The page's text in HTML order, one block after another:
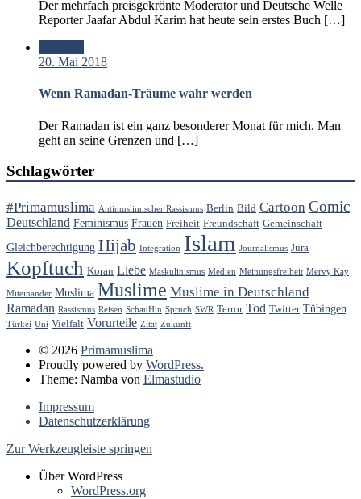
Der mehrfach preisgekrönte Moderator und Deutsche Welle
Reporter Jaafar Abdul Karim hat heute sein erstes Buch […]
20. Mai 2018
Wenn Ramadan-Träume wahr werden
Der Ramadan ist ein ganz besonderer Monat für mich. Man
geht an seine Grenzen und […]
Schlagwörter
#Primamuslima Antimuslimischer Rassismus Berlin Bild Cartoon Comic
Deutschland Feminismus Frauen Freiheit Freundschaft Gemeinschaft
Gleichberechtigung Hijab Integration Islam Journalismus Jura
Kopftuch Koran Liebe Maskulinismus Medien Meinungsfreiheit Mervy Kay
Miteinander Muslima Muslime Muslime in Deutschland
Ramadan Rassismus Reisen SchauHin Spruch SWR Terror Tod Twitter Tübingen
Türkei Uni Vielfalt Vorurteile Zitat Zukunft
© 2026 Primamuslima
Proudly powered by WordPress.
Theme: Namba von Elmastudio
Impressum
Datenschutzerklärung
Zur Werkzeugleiste springen
Über WordPress
WordPress.org